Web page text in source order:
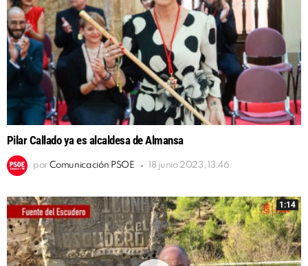
Pilar Callado ya es alcaldesa de Almansa
por Comunicación PSOE 18 junio 2023, 13:46
1:14